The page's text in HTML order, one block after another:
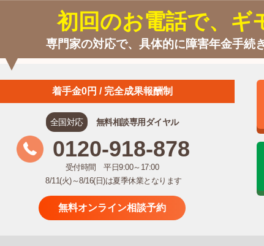
初回のお電話で、ギ
専門家の対応で、具体的に障害年金手続
着手金0円 / 完全成果報酬制
全国対応 無料相談専用ダイヤル
0120-918-878
受付時間 平日9:00～17:00
8/11(火)～8/16(日)は夏季休業となります
無料オンライン相談予約